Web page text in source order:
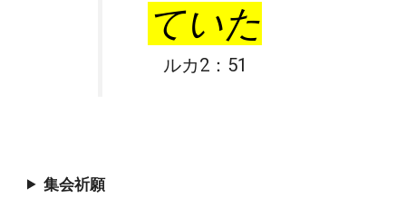
ていた
ルカ2：51
集会祈願